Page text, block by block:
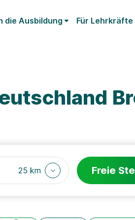
die Ausbildung Für Lehrkräfte
25 km Freie